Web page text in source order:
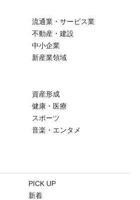
流通業・サービス業
不動産・建設
中小企業
新産業領域
資産形成
健康・医療
スポーツ
音楽・エンタメ
PICK UP
新着